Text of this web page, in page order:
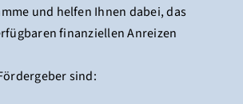
und helfen Ihnen dabei, das
finanziellen Anreizen
sind: